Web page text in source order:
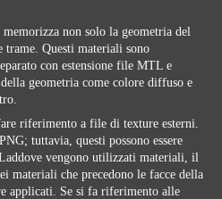
non solo la geometria del
trame. Questi materiali sono
con estensione file MTL e
geometria come colore diffuso e
riferimento a file di texture esterni.
tuttavia, questi possono essere
vengono utilizzati materiali, il
materiali che precedono le facce della
applicati. Se si fa riferimento alle